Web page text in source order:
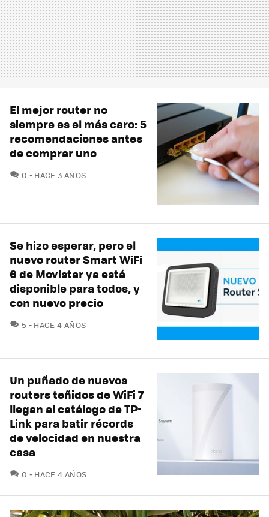
El mejor router no
siempre es el más caro: 5
recomendaciones antes
de comprar uno
0 COMENTARIOS
HACE 3 AÑOS
Se hizo esperar, pero el
nuevo router Smart WiFi
6 de Movistar ya está
disponible para todos, y
con nuevo precio
5 COMENTARIOS
HACE 4 AÑOS
Un puñado de nuevos
routers teñidos de WiFi 7
llegan al catálogo de TP-
Link para batir récords
de velocidad en nuestra
casa
0 COMENTARIOS
HACE 4 AÑOS